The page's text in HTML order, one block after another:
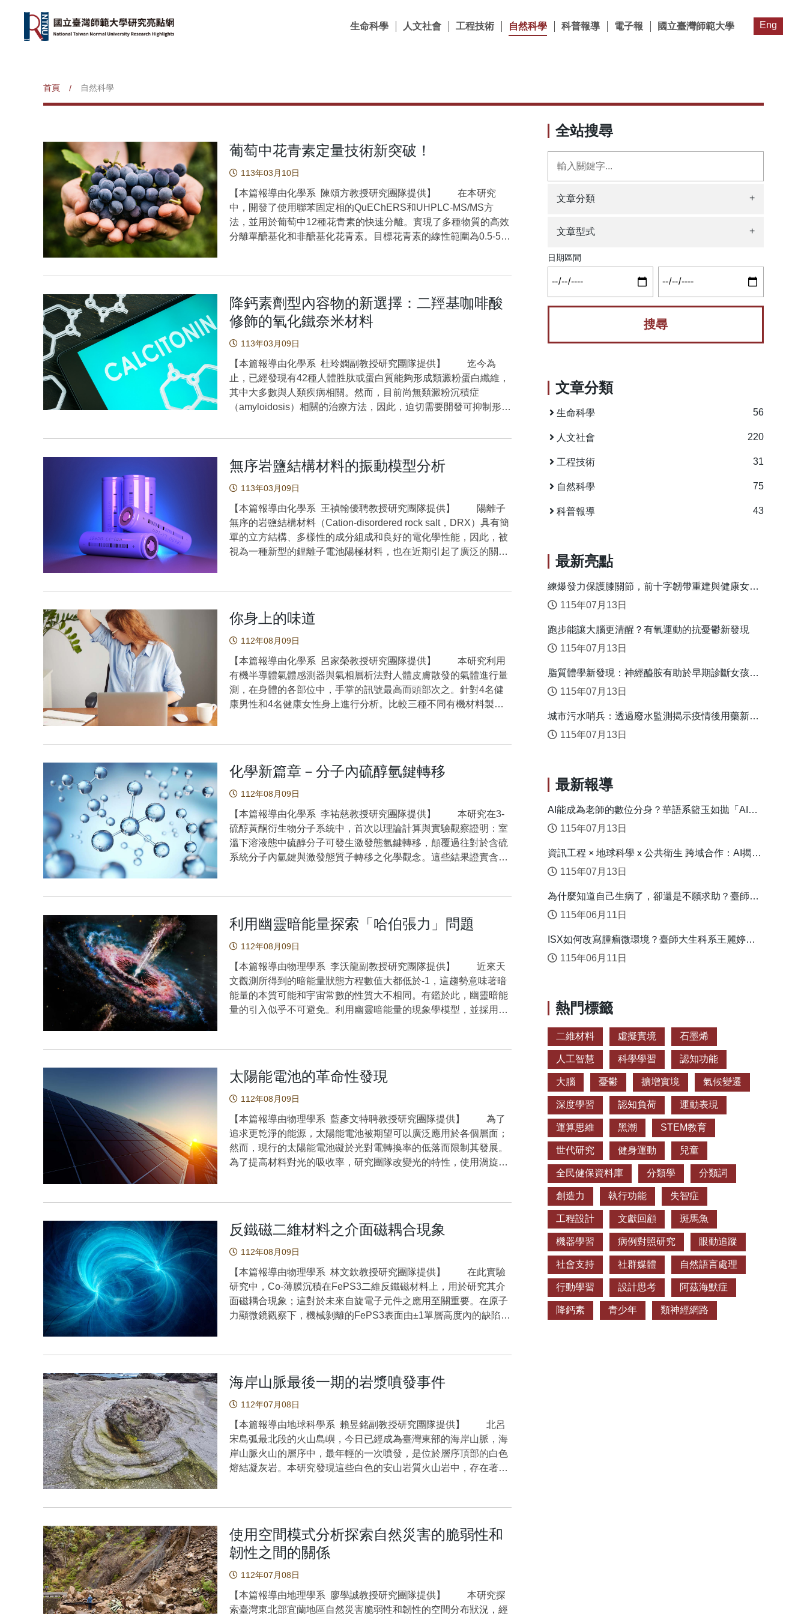
生命科學 人文社會 工程技術 自然科學 科普報導 電子報 國立臺灣師範大學 Eng
首頁 / 自然科學
葡萄中花青素定量技術新突破！
113年03月10日
【本篇報導由化學系 陳頌方教授研究團隊提供】 在本研究
中，開發了使用聯苯固定相的QuEChERS和UHPLC-MS/MS方
法，並用於葡萄中12種花青素的快速分離。實現了多種物質的高效
分離單醣基化和非醣基化花青素。目標花青素的線性範圍為0.5-500
此，所開發的QuEChERS和UHPLC-MS/MS方法成功地為葡萄中
花青素的定量。 花青素（AnCS）分佈廣泛在植物組織中，
它們主要分佈於花或果實中，也分佈於葉、莖和根。花青素具有生
物活性並顯示出抗氧化和抗發炎特性，被認為能預防各種疾病，例
如：神經系統以及心血管疾病。花青素主要來自天然產品，最常見
青素或花青素的醣苷化（AnCD），透過在基本基礎上添加醣基並
透過醣苷鍵形成框架，以及不同程度的羥基化和甲氧基化。因此，
結構花青素衍生性商品的差異是由於差異醣基化和醯化程度，這導
致了多種醣基化模式和結構。雖然花青素在許多天然水果和蔬菜中
類型花青素，而大多數這些衍生物並沒有可靠的標準品可供參考。
研究中，使用QuEChERS萃取方法應用於花青素的定量。和之前
測定葡萄中的花青素顯示出優異的靈敏度（sensitivity）。所開發的
萃取和淨化（clean-up）程序簡單高效，使葡萄萃取物才能得到充
分的淨化。此外，開發了一個新的液相層析方法，用於分離葡萄中
的花青素。對於層析分離，發現聯苯（biphenyl）固定相，相較於
傳統C18固定相，是更有吸引力的替代選擇。聯苯層析管柱實現了
品葡萄中的花青素進行定量 原文出處：Yang, L. C., & Chen, S. F.
(2022). Quantification of anthocyanosides in grapes by
QuEChERS and biphenyl-UHPLC tandem mass spectrometry.
Journal of Food and Drug Analysis,30(3),
382.https://doi.org/10.38212/2224-6614.3427
降鈣素劑型內容物的新選擇：二羥基咖啡酸
修飾的氧化鐵奈米材料
113年03月09日
【本篇報導由化學系 杜玲嫻副教授研究團隊提供】 迄今為
止，已經發現有42種人體胜肽或蛋白質能夠形成類澱粉蛋白纖維，
其中大多數與人類疾病相關。然而，目前尚無類澱粉沉積症
（amyloidosis）相關的治療方法，因此，迫切需要開發可抑制形成
降低破骨細胞（osteoclast）的活動。因此，降鈣素也被視為一種
藥物配方中已經被鮭魚降鈣素所取代。本研究發現，二羥基咖啡酸
（Dihydrocaffeic Acid, DCA）修飾的氧化鐵奈米材料，可以分解預
先形成的hCT類澱粉纖維，以維持它們對hCT聚集的穩定性和抑制
效應。 人類降鈣素（hCT）不可逆的聚集行為，經常嚴重地
限制了胜肽類型藥物其生物利用度和治療活性，因此在劑型的配方
材料已被開發為各種應用的潛在材料。在這項研究中，研究團隊使
本研究首先證明，多巴胺修飾的奈米氧化鐵抑制了hCT的聚集，類
似於研究團隊在先前研究中使用碳點作為核心材料時的發現。研究
Acid, DCA）和氧化鐵NPs的混合，以維持它們對hCT聚集的穩定
性和抑制效應。此外，研究還發現DCA修飾的氧化鐵NPs可以分解
預先形成的hCT類澱粉纖維（如圖1）。這似乎是穩定hCT在溶液
中的最有效的方法之一，這項發現對類澱粉沉積症的治療可能有所
Nanomaterials Effectively Inhibit Human Calcitonin Aggregation.
ACS omega,7(35), 31520-31528.
https://pubs.acs.org/doi/10.1021/acsomega.2c04206
無序岩鹽結構材料的振動模型分析
113年03月09日
【本篇報導由化學系 王禎翰優聘教授研究團隊提供】 陽離子
無序的岩鹽結構材料（Cation-disordered rock salt，DRX）具有簡
單的立方結構、多樣性的成分組成和良好的電化學性能，因此，被
視為一種新型的鋰離子電池陽極材料，也在近期引起了廣泛的關
題。研究團隊此篇的工作是探討一系列具有良好成分控制的錳
（Mn）鐵（Fe）基DRX的振動結構，藉此找出陽離子在DRX中的
排列方式。本研究的成果發現了DRX中層狀的陽離子排列方式，並
提出了一套有用的構想，用來解釋存在於岩鹽結構的立方衍射圖譜
於此構想，研究團隊進一步地建構出了一個鋰離子在DRX中的傳輸
模型，用來闡明DRX中的鋰滲透理論。最後，研究團隊利用電化學
的測量結果成功地印證出所提出的構想，並清楚地示範層狀各向異
性在DRX電池性能中的作用。 陽離子無序岩鹽（DRX）作為
析，完整的理解其結構上的細節。由原子之間的相對運動所構成的
振動結構包含了物質的豐富資訊；例如疊加在整體結構類型上的額
外有序或無序，使得模態特性與群論預測的理想特性不同。由於振
動解析具有這種不可或缺的優勢，使其在探測結構特性方面取得了
巨大成功。研究團隊選擇著名的含鋰DRX的
Li1.3Nb0.3Mn0.4O2（Li1.3NMO）作為振動結構模擬的代表化合
物。圖1顯示了Li1.3NMO的模型結構，該結構建立在O-3填充（即
向（即打亂的方向）的過渡金屬（Nb與Mn）層。經過幾何優化
state，VDOS）。從圖2顯示計算出的VDOS發現大多數振動模式
分佈在350-650 cm-1，而少數模式位於較高能量（例如> 700 cm-
Li1.3NMO的VDOS 研究團隊進一步地分析了幾個頻率下的振
動運動：827 cm-1處的模式是沿著NbO6八面體軸向的Nb-O拉伸振
動，對稱性為「A1g」帶的分配；647 cm-1處的模式是Mn-O軸向的
拉伸振動，對稱性亦為「A1g」。由於高正電荷的Nb5+（d0的電子
度。511和517 cm-1的兩種模式分別為橫向Mn-O和Nb-O的振動模
式。由於這兩種振動的重疊頻率，對稱性為「Eg」模式。值得一提
的是，橫向金屬氧鍵的振動具有最高的振動組態密度，其因可歸究
於橫向金屬氧鍵的振動是沿著O-3堆積平面而運動。根據上述振動
分析，基於模型單元的振動結構模擬，從根本上解釋了DRX的混洗
層堆積的假設方案。當百個原子和混洗層模型擴展到現實的岩鹽樣
本時，無數非週期性隨機排列的混洗層會轉變為連續的擴散狀分
Chen, D. (2022). Unraveling the Nature and Role of Layered
Journal of the American Chemical Society,144(43), 19838-
你身上的味道
112年08月09日
【本篇報導由化學系 呂家榮教授研究團隊提供】 本研究利用
有機半導體氣體感測器與氣相層析法對人體皮膚散發的氣體進行量
測，在身體的各部位中，手掌的訊號最高而頭部次之。針對4名健
康男性和4名健康女性身上進行分析。比較三種不同有機材料製成
略有差異，身體皮膚氣體測量可以應用到患者疾病情況的先期診
子和你身上的味道…」，但是否有想過你讓別人想念的「身上的味
道」到底是甚麼呢？這個研究試著解答這個問題，研究團隊設計了
密貼合皮膚的玻璃瓶加上氣體的進出口，將純淨無味道的空氣（或
是氮氣）通入，吹拂過人體不同部位的皮膚，再將吹出的氣體收
集，經過如同嗅覺神經般的有機半導體氣體感測器觀察訊號，或者
是氣相層析質譜儀進行氣味分子的鑑定。 圖一：皮膚氣味採樣器
量清水清洗，並等待皮膚乾燥，主要選擇平時不會被衣物蓋住的部
位，結果發現氣體感測器不分男女都出現了手掌心最高，前額次之
的結果，比較特別的是在上臂與手背的部分，只有男性測到訊號，
女性則沒有氣味訊號。 圖三：(a)男性與女性皮膚氣味檢測示意(b)
等效濃度高低分佈 本次所使用的有機半導體氣體感測器是一
種對氨氣敏感的元件，一般而言，腎臟病或肝代謝出現狀況的病人
會有明顯的「尿騷味」，即是大家熟知的氨的味道。本次參與實驗
一些分子量小的酮類與醛類有機分子，例如丙酮、丁酮、巴豆醛、
行一系列的代謝活動，有機物或油脂分解等等，而這些代謝的產物
之中，較小的分子就有機會經微血管到表皮蒸散，形成你的味道。
之又玄的祕密…」，妳掌心的祕密是什麼呢？根據研究團隊目前的
研究結果顯示，應該是一些醛酮類的有機分子。 原文出處：
Chang, W. L., Chang, C. C., Lee, Y. T., Tran Thi, A. D., Chen, C. C.,
Meng, H. F., Zan, H. W., Lu, C. J., He, M., & Li, Y. (2021). Gas
https://doi.org/10.1016/j.snb.2021.129994
化學新篇章－分子內硫醇氫鍵轉移
112年08月09日
【本篇報導由化學系 李祐慈教授研究團隊提供】 本研究在3-
硫醇黃酮衍生物分子系統中，首次以理論計算與實驗觀察證明：室
溫下溶液態中硫醇分子可發生激發態氫鍵轉移，顛覆過往對於含硫
系統分子內氫鍵與激發態質子轉移之化學觀念。這些結果證實含硫
中，氫鍵對於生物巨分子，如DNA、RNA、蛋白質等的構型與功能
都有決定性的影響，甚至常是關鍵的生物表現特徵來源。傳統上認
為氫鍵只能存在氫和具有高電負度的原子，如氧、氮、氟之間，通
常是由提供氫原子的予體（如O-H或N-H），和有孤對電子的氫原
分子幾何結構，與原子間距離有密切的關係。 而生物體中含
量也相當豐富的硫元素，因其電負度小(2.58)，從前不認為能具備
氫鍵作用力。過去只有非常少數的研究文獻曾討論硫作為氫鍵予體
或受體的可能。最新的量子化學計算與高階光譜實驗顯示硫原子也
thioflavone,3-TF）進行研究，發現在適當的化學取代基環境下，硫
酮相同之激發態分子內質子轉移，短暫生成硫酮類互變異構物，並
於室溫的溶液態中放出波長為710 nm的螢光（如圖1）。由於硫醇
類化合物進行氫鍵轉移生成硫酮類互變異構物，激發態電子結構的
性質也將由強放光的S1(ππ*)結構轉為較不放光的S1(nπ*/ππ*)，所
以此放光現象對於分子的細部化學結構非常敏感。例如，具有胺基
可預期此性質將有潛力應用於人工含硫DNA/RNA鹼基物種，也為
硫醇黃酮化合物受光激發後，發生激發態質子轉移，生成硫酮異構
物，放出紅移後的螢光。 原文出處： Wang, C. H., Liu, Z. Y.,
Chang, C. C., Li, E. Y., & Chou, P. T. (2021).Chapter Open for the
Excited-State Intramolecular Thiol Proton Transfer in the Room-
Temperature Solution. Journal of the American Chemical
Society,143(32), 12715-
利用幽靈暗能量探索「哈伯張力」問題
112年08月09日
【本篇報導由物理學系 李沃龍副教授研究團隊提供】 近來天
文觀測所得到的暗能量狀態方程數值大都低於-1，這趨勢意味著暗
能量的本質可能和宇宙常數的性質大不相同。有鑑於此，幽靈暗能
量的引入似乎不可避免。利用幽靈暗能量的現象學模型，並採用來
代表如果主導宇宙加速膨脹現象的是幽靈暗能量，而非宇宙常數，
則從早期宇宙所導出的哈伯常數值不同於近期宇宙所觀測到的結
果，即所謂的「哈伯張力」困境，其實並沒有那麼嚴重。 在
目前的宇宙學標準模型中，主導宇宙加速膨脹的成份是所謂的宇宙
所導出值的哈伯常數，卻與觀測發生於近期宇宙裡的超新星事件得
出的宇宙膨脹速率有明顯差距。這一「哈伯張力」（Hubble
tension）問題嚴重困擾著整個學界。 從近來觀測所得到的暗
能量狀態方程數值大都低於-1的趨勢得到啟發，研究團隊以加權平
度，並和宇宙微波背景裡的觀測數值比較，結果顯示，當暗能量的
平均狀態方程數值小於-1時（即所謂的「幽靈暗能量」phantom
dark energy)，該誤差Δθ保持在1.42%以下，這時所對應到的哈伯
常數值與近期宇宙的觀測結果一致（如圖1）。 研究團隊的分
析結果顯示，如果以幽靈暗能量取代標準模型裡的宇宙常數，則所
謂的「哈伯張力」問題並不是那麼嚴重，甚至可被解消。這代表研
究者必須慎重地重新考慮主導近期宇宙加速膨脹現象的原因，甚至
Teng, Y. P., Lee, W., & Ng, K. W. (2021). Constraining the dark-
D, 104(8),[A24].https://doi.org/10.1103/PhysRevD.104.083519
太陽能電池的革命性發現
112年08月09日
【本篇報導由物理學系 藍彥文特聘教授研究團隊提供】 為了
追求更乾淨的能源，太陽能電池被期望可以廣泛應用於各個層面；
然而，現行的太陽能電池礙於光對電轉換率的低落而限制其發展。
為了提高材料對光的吸收率，研究團隊改變光的特性，使用渦旋
以具備應用於太陽能電池的潛力。本實驗的研究亮點在於使用渦旋
的逐步增加，光致載子濃度也隨之上升，因此，太陽能電池中更大
的光伏效應亦隨之提高。基於本實驗成果，渦旋光可預期成為一個
渴望，太陽能電池被寄予厚望；然而，轉換效率的低落，導致太陽
能電池的應用面臨瓶頸。因此，提高太陽能電池的轉換效率就成了
非常重要的研究議題。國立臺灣師範大學物理系藍彥文教授與陸亭
樺教授攜手合作，指導學生Kristan Bryan Simbulan博士，進行相
金屬硫屬化物-二硫化鉬（MoS2），二硫化鉬是一種二維材料，其
穩定性、可撓性和獨特的光學反應，以及與其它二維材料完美堆疊
的可能性，有機會成為半導體材料的潛力新星。元件的製程是透過
化學氣相沉積(Chemical Vapor Deposition, CVD)的方式將二硫化
鉬沉積在矽基板上，再透過金屬遮罩定義材料的位置去做後續的蝕
刻與鍍金屬以完成元件。簡易的製程流程，和透過化學氣相沉積的
大量生產，奠基了未來業界量產的可能性。 雷射光的部分，
道角動量，已被證實可與材料有交互作用，且可當作新的自由度去
示，隨著照射的雷射光軌道角動量的提高，更高的短路電流(Short
Circuit Current, ISC)和開路電壓(Open Circuit Voltage, VOC)已被
身在二維材料，奈米電子、元件製程的專業，與陸亭樺教授在雷射
物理，以及光學角動量的技術合作，在臺師大以及科技部(國科會)
的支持下，歷時2年多，從元件的製備，光源的架設，到最後量測
反鐵磁二維材料之介面磁耦合現象
112年08月09日
【本篇報導由物理學系 林文欽教授研究團隊提供】 在此實驗
研究中，Co-薄膜沉積在FePS3二維反鐵磁材料上，用於研究其介
面磁耦合現象；這對於未來自旋電子元件之應用至關重要。在原子
力顯微鏡觀察下，機械剝離的FePS3表面由±1單層高度內的缺陷組
磁行為。當溫度從85K升高到110–120K時，其矯頑力急劇下降。
此結果意指當接近FePS3的尼爾相變溫度110–120K時，Co和
FePS3之間的介面磁耦合也產生劇烈變化。即使在高達200°C的退
火後，Co/FePS3的介面磁耦合現象也很穩定。此外，測量其X-射
Co磁化方向。介面的Fe磁矩扮演於「垂直反鐵磁性FePS3」與
「平面鐵磁Co薄膜」之間的重要磁耦合作用。 圖一：樣品結構示
意圖：Pd/Co雙層奈米薄膜蒸鍍在機械剝離的FePS3基底之上。
此研究樣品的分層結構示意如圖一。透過電子束加熱蒸鍍法，
其Co薄膜是水平磁化，與FePS3的垂直反鐵磁矩相夾90度，其介
面磁耦合行為更是令人好奇。 圖二：(a)機械剝離的FePS3表面：
由AFM原子力顯微鏡量測的具有線輪廓的光學影像和表面形貌。左
下圖顯示從剝離的FePS3表面測量的拉曼光譜數據。(b)具有線輪廓
的Pd/Co/FePS3異質結構的表面形貌圖像。 此異質結構樣品
的相關量測確認結果如圖二。拉曼光譜顯示FePS3的特徵峰值，機
海岸山脈最後一期的岩漿噴發事件
112年07月08日
【本篇報導由地球科學系 賴昱銘副教授研究團隊提供】 北呂
宋島弧最北段的火山島嶼，今日已經成為臺灣東部的海岸山脈，海
岸山脈火山的層序中，最年輕的一次噴發，是位於層序頂部的白色
熔結凝灰岩。本研究發現這些白色的安山岩質火山岩中，存在著輝
野外觀察及岩相描述、以及火成岩樣本的地球化學特徵，將呂宋島
弧發生在4百萬年前的最後一期火山作用分成三個階段。第一階段
中，岩漿從高程度部分熔融的源區形成，然後上升並停留在淺處的
岩漿庫中，一部分冷卻形成輝長岩的圍岩。第二階段的時候，較低
程度部份熔融的岩漿在源區形成，然後進入此岩漿庫中停留，並發
庫，使得安山岩質岩漿捕獲圍岩中的輝長岩後噴發，至地表被我們
所見。 火山作用噴發各類的火山產物，研究這些火山產物噴
使用空間模式分析探索自然災害的脆弱性和
韌性之間的關係
112年07月08日
【本篇報導由地理學系 廖學誠教授研究團隊提供】 本研究探
索臺灣東北部宜蘭地區自然災害脆弱性和韌性的空間分布狀況，經
全站搜尋
文章分類 +
文章型式 +
日期區間
文章分類
生命科學 56
人文社會 220
工程技術 31
自然科學 75
科普報導 43
最新亮點
練爆發力保護膝關節，前十字韌帶重建與健康女性
的安全落地關鍵
115年07月13日
跑步能讓大腦更清醒？有氧運動的抗憂鬱新發現
115年07月13日
脂質體學新發現：神經醯胺有助於早期診斷女孩性
早熟
115年07月13日
城市污水哨兵：透過廢水監測揭示疫情後用藥新趨
勢
115年07月13日
最新報導
AI能成為老師的數位分身？華語系籃玉如拋「AI教
學代理人」新模式
115年07月13日
資訊工程 × 地球科學 x 公共衛生 跨域合作：AI揭露
臺灣心血管疾病高風險環境型態
115年07月13日
為什麼知道自己生病了，卻還是不願求助？臺師大
衛教系連盈如揭心理健康求助關鍵
115年06月11日
ISX如何改寫腫瘤微環境？臺師大生科系王麗婷揭
開肝癌免疫逃脫機制
115年06月11日
熱門標籤
二維材料 虛擬實境 石墨烯
人工智慧 科學學習 認知功能
大腦 憂鬱 擴增實境 氣候變遷
深度學習 認知負荷 運動表現
運算思維 黑潮 STEM教育
世代研究 健身運動 兒童
全民健保資料庫 分類學 分類詞
創造力 執行功能 失智症
工程設計 文獻回顧 斑馬魚
機器學習 病例對照研究 眼動追蹤
社會支持 社群媒體 自然語言處理
行動學習 設計思考 阿茲海默症
降鈣素 青少年 類神經網路